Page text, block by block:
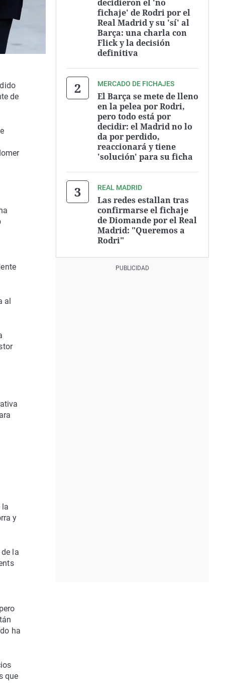
de
al
la
y
la
ha
que
decidieron el 'no
fichaje' de Rodri por el
Real Madrid y su 'sí' al
Barça: una charla con
Flick y la decisión
definitiva
MERCADO DE FICHAJES
El Barça se mete de lleno
en la pelea por Rodri,
pero todo está por
decidir: el Madrid no lo
da por perdido,
reaccionará y tiene
'solución' para su ficha
REAL MADRID
Las redes estallan tras
confirmarse el fichaje
de Diomande por el Real
Madrid: "Queremos a
Rodri"